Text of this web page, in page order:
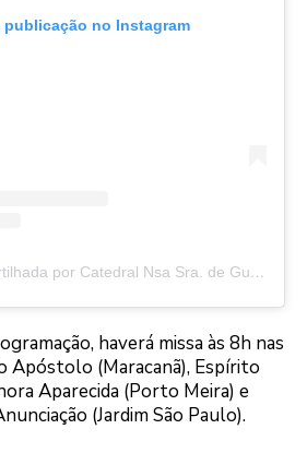
publicação no Instagram
Uma publicação partilhada por Catedral Nsa Sra. de Guadalupe (@catedralfoz)
haverá missa às 8h nas
Apóstolo (Maracanã), Espírito
Aparecida (Porto Meira) e
(Jardim São Paulo).